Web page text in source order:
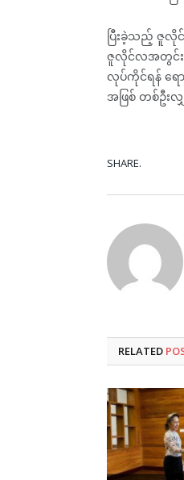
ပြီးခဲ့သည့် ဇူလို
ဇူလိုင်လအတွင်း
လုပ်ကိုင်ရန် ရေ
အဖြစ် တစ်ဦး
SHARE.
RELATED